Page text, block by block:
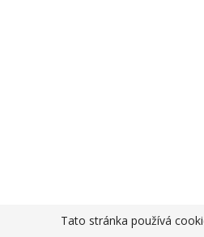
Tato stránka používá